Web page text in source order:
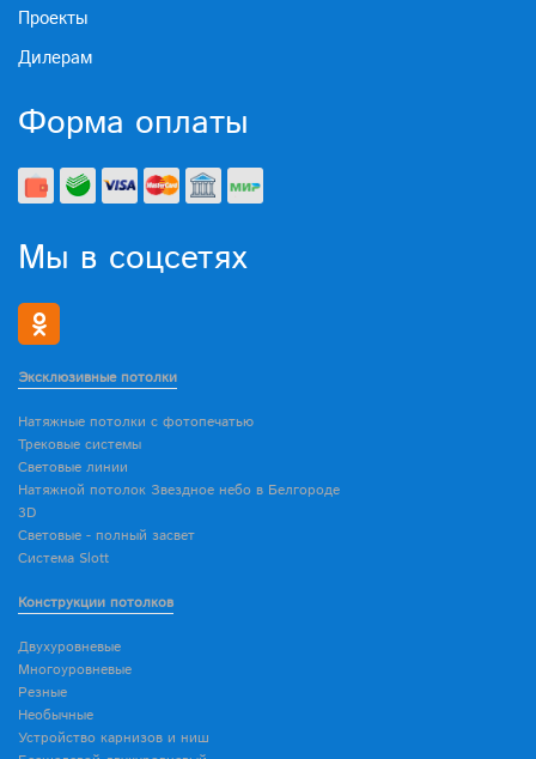
Проекты
Дилерам
Форма оплаты
Мы в соцсетях
Эксклюзивные потолки
Натяжные потолки с фотопечатью
Трековые системы
Световые линии
Натяжной потолок Звездное небо в Белгороде
3D
Световые - полный засвет
Система Slott
Конструкции потолков
Двухуровневые
Многоуровневые
Резные
Необычные
Устройство карнизов и ниш